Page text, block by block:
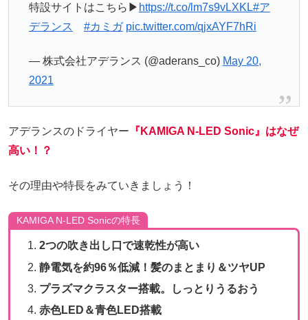
特設サイトはこちら▶ https://t.co/lm7s9vLXKL#ア
デランス
#カミガ pic.twitter.com/qjxAYF7hRi
— 株式会社アデランス (@aderans_co) May 20,
2021
アデランスのドライヤー 『KAMIGA N-LED Sonic』はなぜ
高い！？
その理由や特長をみていきましょう！
KAMIGA N-LED Sonicの特長
2つの吹き出し口で速乾性が高い
静電気を約96％低減！髪のまとまり＆ツヤUP
プラズマクラスター搭載。しっとりうるおう
赤色LED＆青色LED搭載